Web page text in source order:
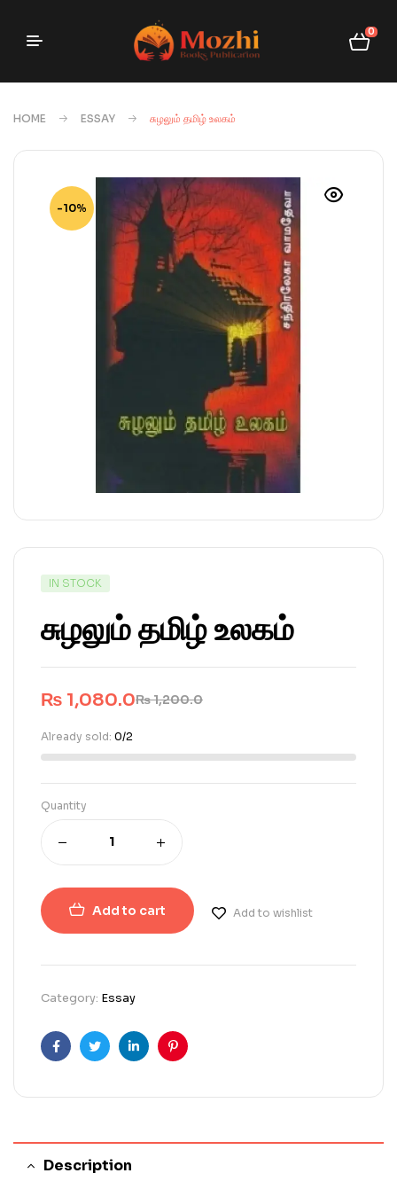
0
HOME ESSAY சுழலும் தமிழ் உலகம்
-10%
IN STOCK
சுழலும் தமிழ் உலகம்
₨1,200.0
₨ 1,080.0
Already sold: 0/2
Quantity
Add to cart Add to wishlist
Category: Essay
FacebookTwitterLinkedinPinterest
Description